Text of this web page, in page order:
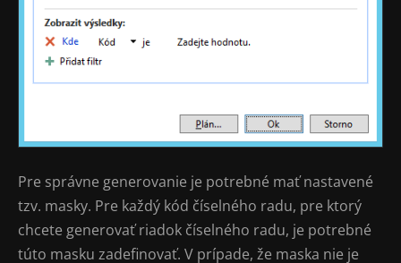
Pre správne generovanie je potrebné mať nastavené
tzv. masky. Pre každý kód číselného radu, pre ktorý
chcete generovať riadok číselného radu, je potrebné
túto masku zadefinovať. V prípade, že maska nie je